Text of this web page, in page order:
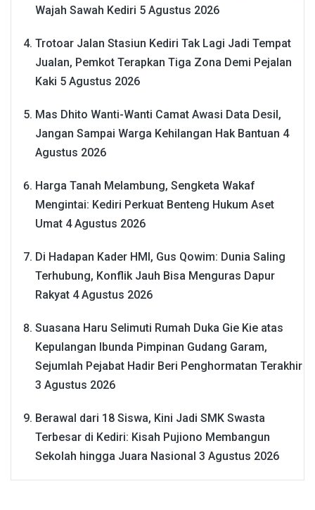
Wajah Sawah Kediri 5 Agustus 2026
Trotoar Jalan Stasiun Kediri Tak Lagi Jadi Tempat
Jualan, Pemkot Terapkan Tiga Zona Demi Pejalan
Kaki 5 Agustus 2026
Mas Dhito Wanti-Wanti Camat Awasi Data Desil,
Jangan Sampai Warga Kehilangan Hak Bantuan 4
Agustus 2026
Harga Tanah Melambung, Sengketa Wakaf
Mengintai: Kediri Perkuat Benteng Hukum Aset
Umat 4 Agustus 2026
Di Hadapan Kader HMI, Gus Qowim: Dunia Saling
Terhubung, Konflik Jauh Bisa Menguras Dapur
Rakyat 4 Agustus 2026
Suasana Haru Selimuti Rumah Duka Gie Kie atas
Kepulangan Ibunda Pimpinan Gudang Garam,
Sejumlah Pejabat Hadir Beri Penghormatan Terakhir
3 Agustus 2026
Berawal dari 18 Siswa, Kini Jadi SMK Swasta
Terbesar di Kediri: Kisah Pujiono Membangun
Sekolah hingga Juara Nasional 3 Agustus 2026